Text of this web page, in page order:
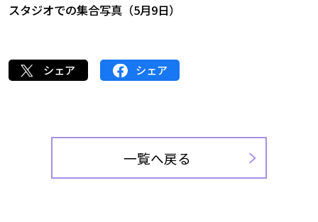
スタジオでの集合写真（5月9日）
シェア シェア
一覧へ戻る